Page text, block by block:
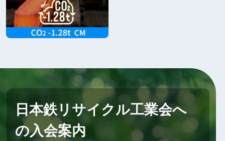
日本鉄リサイクル工業会へ
の入会案内